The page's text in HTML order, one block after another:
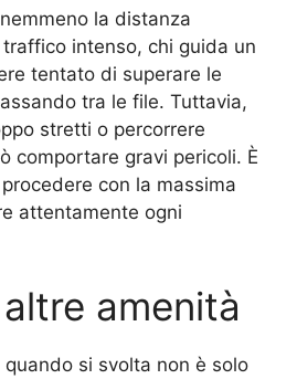
la distanza
intenso, chi guida un
tentato di superare le
tra le file. Tuttavia,
stretti o percorrere
comportare gravi pericoli. È
con la massima
attentamente ogni
amenità
si svolta non è solo